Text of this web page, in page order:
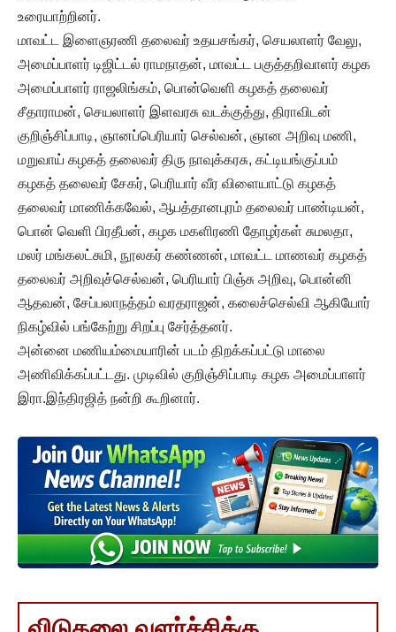
உரையாற்றினர்.
மாவட்ட இளைஞரணி தலைவர் உதயசங்கர், செயலாளர் வேலு,
அமைப்பாளர் டிஜிட்டல் ராமநாதன், மாவட்ட பகுத்தறிவாளர் கழக
அமைப்பாளர் ராஜலிங்கம், பொன்வெளி கழகத் தலைவர்
சீதாராமன், செயலாளர் இளவரசு வடக்குத்து, திராவிடன்
குறிஞ்சிப்பாடி, ஞானப்பெரியார் செல்வன், ஞான அறிவு மணி,
மறுவாய் கழகத் தலைவர் திரு நாவுக்கரசு, கட்டியங்குப்பம்
கழகத் தலைவர் சேகர், பெரியார் வீர விளையாட்டு கழகத்
தலைவர் மாணிக்கவேல், ஆபத்தானபுரம் தலைவர் பாண்டியன்,
பொன் வெளி பிரதீபன், கழக மகளிரணி தோழர்கள் சுமலதா,
மலர் மங்கலட்சுமி, நூலகர் கண்ணன், மாவட்ட மாணவர் கழகத்
தலைவர் அறிவுச்செல்வன், பெரியார் பிஞ்சு அறிவு, பொன்னி
ஆதவன், சேப்பலாநத்தம் வரதராஜன், கலைச்செல்வி ஆகியோர்
நிகழ்வில் பங்கேற்று சிறப்பு சேர்த்தனர்.
அன்னை மணியம்மையாரின் படம் திறக்கப்பட்டு மாலை
அணிவிக்கப்பட்டது. முடிவில் குறிஞ்சிப்பாடி கழக அமைப்பாளர்
இரா.இந்திரஜித் நன்றி கூறினார்.